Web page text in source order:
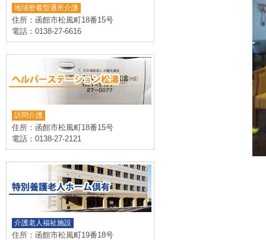
地域密着型通所介護
住所：函館市松風町18番15号
電話：0138-27-6616
訪問介護
住所：函館市松風町18番15号
電話：0138-27-2121
介護老人福祉施設
住所：函館市松風町19番18号